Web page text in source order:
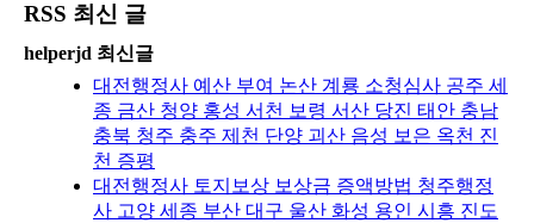
RSS 최신 글
helperjd 최신글
대전행정사 예산 부여 논산 계룡 소청심사 공주 세
종 금산 청양 홍성 서천 보령 서산 당진 태안 충남
충북 청주 충주 제천 단양 괴산 음성 보은 옥천 진
천 증평
대전행정사 토지보상 보상금 증액방법 청주행정
사 고양 세종 부산 대구 울산 화성 용인 시흥 진도